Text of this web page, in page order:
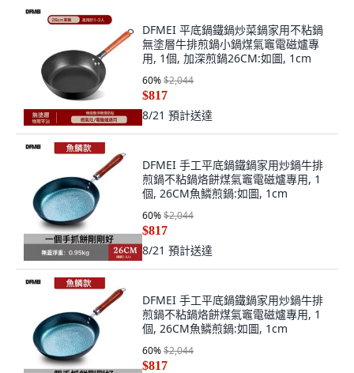
DFMEI 平底鍋鐵鍋炒菜鍋家用不粘鍋
無塗層牛排煎鍋小鍋煤氣竈電磁爐專
用, 1個, 加深煎鍋26CM:如圖, 1cm
60%$2,044
$817
8/21 預計送達
DFMEI 手工平底鍋鐵鍋家用炒鍋牛排
煎鍋不粘鍋烙餅煤氣竈電磁爐專用, 1
個, 26CM魚鱗煎鍋:如圖, 1cm
60%$2,044
$817
8/21 預計送達
DFMEI 手工平底鍋鐵鍋家用炒鍋牛排
煎鍋不粘鍋烙餅煤氣竈電磁爐專用, 1
個, 26CM魚鱗煎鍋:如圖, 1cm
60%$2,044
$817